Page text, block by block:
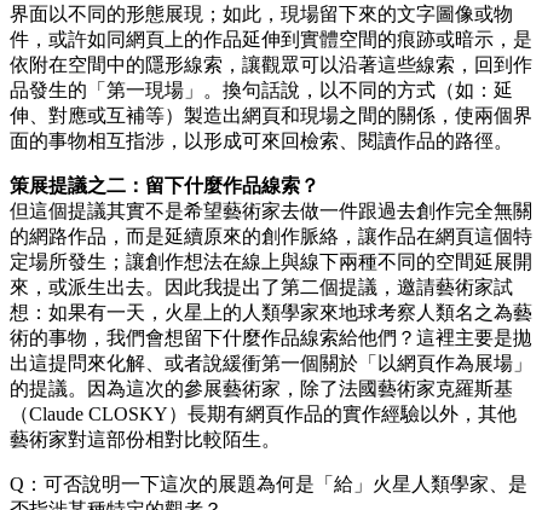
界面以不同的形態展現；如此，現場留下來的文字圖像或物
件，或許如同網頁上的作品延伸到實體空間的痕跡或暗示，是
依附在空間中的隱形線索，讓觀眾可以沿著這些線索，回到作
品發生的「第一現場」。換句話說，以不同的方式（如：延
伸、對應或互補等）製造出網頁和現場之間的關係，使兩個界
面的事物相互指涉，以形成可來回檢索、閱讀作品的路徑。
策展提議之二：留下什麼作品線索？
但這個提議其實不是希望藝術家去做一件跟過去創作完全無關
的網路作品，而是延續原來的創作脈絡，讓作品在網頁這個特
定場所發生；讓創作想法在線上與線下兩種不同的空間延展開
來，或派生出去。因此我提出了第二個提議，邀請藝術家試
想：如果有一天，火星上的人類學家來地球考察人類名之為藝
術的事物，我們會想留下什麼作品線索給他們？這裡主要是拋
出這提問來化解、或者說緩衝第一個關於「以網頁作為展場」
的提議。因為這次的參展藝術家，除了法國藝術家克羅斯基
（Claude CLOSKY）長期有網頁作品的實作經驗以外，其他
藝術家對這部份相對比較陌生。
Q：可否說明一下這次的展題為何是「給」火星人類學家、是